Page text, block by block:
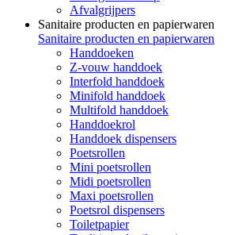
Afvalgrijpers
Sanitaire producten en papierwaren
Sanitaire producten en papierwaren
Handdoeken
Z-vouw handdoek
Interfold handdoek
Minifold handdoek
Multifold handdoek
Handdoekrol
Handdoek dispensers
Poetsrollen
Mini poetsrollen
Midi poetsrollen
Maxi poetsrollen
Poetsrol dispensers
Toiletpapier